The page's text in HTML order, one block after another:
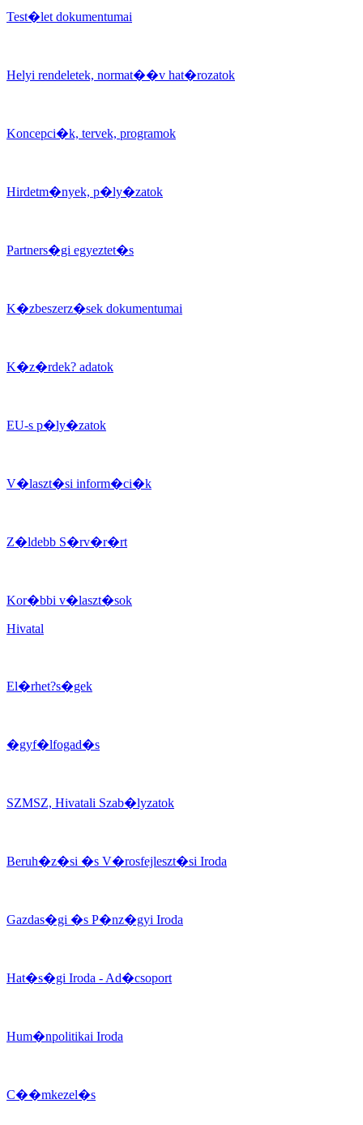
Test�let dokumentumai
Helyi rendeletek, normat��v hat�rozatok
Koncepci�k, tervek, programok
Hirdetm�nyek, p�ly�zatok
Partners�gi egyeztet�s
K�zbeszerz�sek dokumentumai
K�z�rdek? adatok
EU-s p�ly�zatok
V�laszt�si inform�ci�k
Z�ldebb S�rv�r�rt
Kor�bbi v�laszt�sok
Hivatal
El�rhet?s�gek
�gyf�lfogad�s
SZMSZ, Hivatali Szab�lyzatok
Beruh�z�si �s V�rosfejleszt�si Iroda
Gazdas�gi �s P�nz�gyi Iroda
Hat�s�gi Iroda - Ad�csoport
Hum�npolitikai Iroda
C��mkezel�s